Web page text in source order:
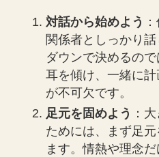
対話から始めよう
関係者としっかり
ダウンで決めるの
耳を傾け、一緒に
が不可欠です。
足元を固めよう ：
ためには、まず足
ます。情熱や理念